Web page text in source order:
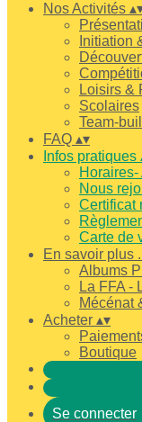
Nos Activités ▴
Initiation
Loisirs &
Scolaires
Team-
FAQ ▴▾
Infos pratiques
Nous
Certificat
Carte de
En savoir plus
Albums
La FFA -
Mécénat
Acheter ▴▾
Boutique
Se connecter